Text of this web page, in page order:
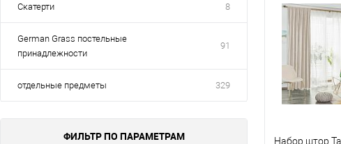
Скатерти 8
German Grass постельные
принадлежности
91
отдельные предметы 329
ФИЛЬТР ПО ПАРАМЕТРАМ
Купить в 1
В избранное
Набор штор